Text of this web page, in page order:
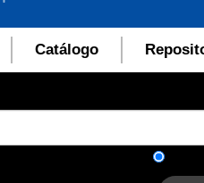
Catálogo